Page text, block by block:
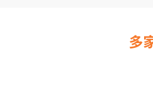
多